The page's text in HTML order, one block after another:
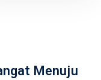
Menuju